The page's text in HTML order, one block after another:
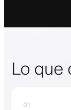
Lo
01